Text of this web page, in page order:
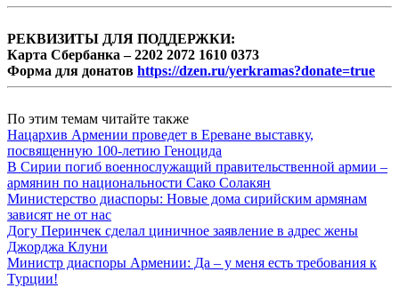
РЕКВИЗИТЫ ДЛЯ ПОДДЕРЖКИ:
Карта Сбербанка – 2202 2072 1610 0373
Форма для донатов https://dzen.ru/yerkramas?donate=true
По этим темам читайте также
Нацархив Армении проведет в Ереване выставку,
посвященную 100-летию Геноцида
В Сирии погиб военнослужащий правительственной армии –
армянин по национальности Сако Солакян
Министерство диаспоры: Новые дома сирийским армянам
зависят не от нас
Догу Перинчек сделал циничное заявление в адрес жены
Джорджа Клуни
Министр диаспоры Армении: Да – у меня есть требования к
Турции!